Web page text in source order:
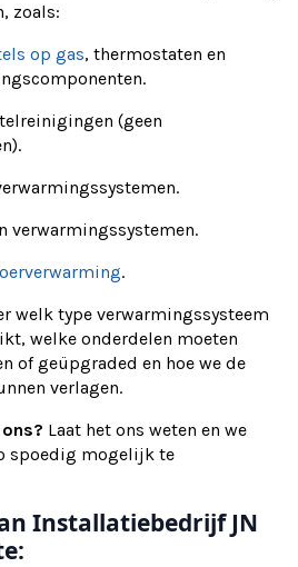
zoals:
op gas, thermostaten en
(geen
verwarmingssystemen.
.
welk type verwarmingssysteem
welke onderdelen moeten
of geüpgraded en hoe we de
verlagen.
Laat het ons weten en we
spoedig mogelijk te
Installatiebedrijf JN